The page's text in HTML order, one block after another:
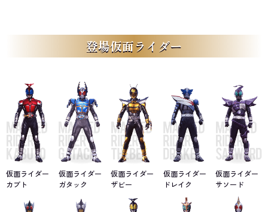
登場仮面ライダー
仮面ライダー
カブト
仮面ライダー
ガタック
仮面ライダー
ザビー
仮面ライダー
ドレイク
仮面ライダー
サソード